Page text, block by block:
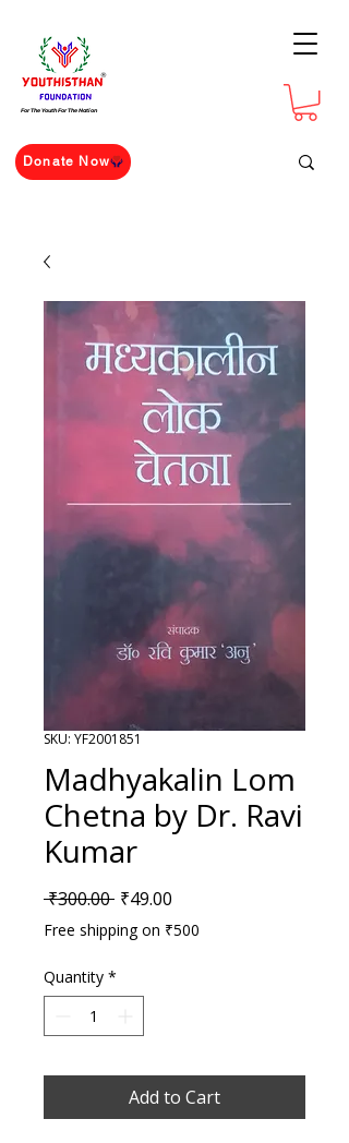
For The Youth For The Nation
Donate Now
SKU: YF2001851
Madhyakalin Lom
Chetna by Dr. Ravi
Kumar
₹300.00 Regular Price
₹49.00
Free shipping on ₹500
Quantity *
Add to Cart